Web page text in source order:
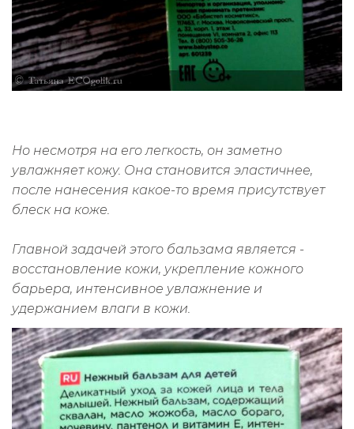
Но несмотря на его легкость, он заметно
увлажняет кожу. Она становится эластичнее,
после нанесения какое-то время присутствует
блеск на коже.
Главной задачей этого бальзама является -
восстановление кожи, укрепление кожного
барьера, интенсивное увлажнение и
удержанием влаги в кожи.